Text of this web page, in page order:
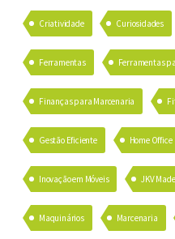
Criatividade Curiosidades
Ferramentas Ferramentas
Finanças para Marcenaria
Gestão Eficiente Home Office
Inovação em Móveis JKV
Maquinários Marcenaria